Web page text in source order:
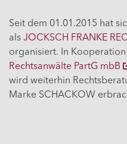
Seit dem 01.01.2015 hat
als JOCKSCH FRANKE
organisiert. In
Rechtsanwälte PartG mbB
wird weiterhin
Marke SCHACKOW